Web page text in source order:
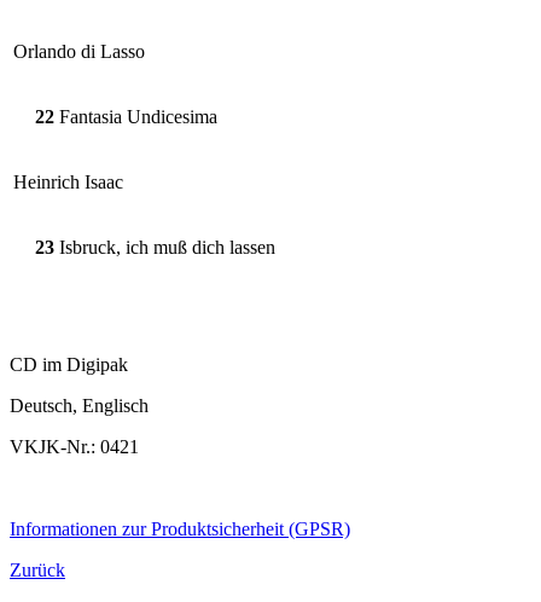
Orlando di Lasso
22 Fantasia Undicesima
Heinrich Isaac
23 Isbruck, ich muß dich lassen
CD im Digipak
Deutsch, Englisch
VKJK-Nr.: 0421
Informationen zur Produktsicherheit (GPSR)
Zurück